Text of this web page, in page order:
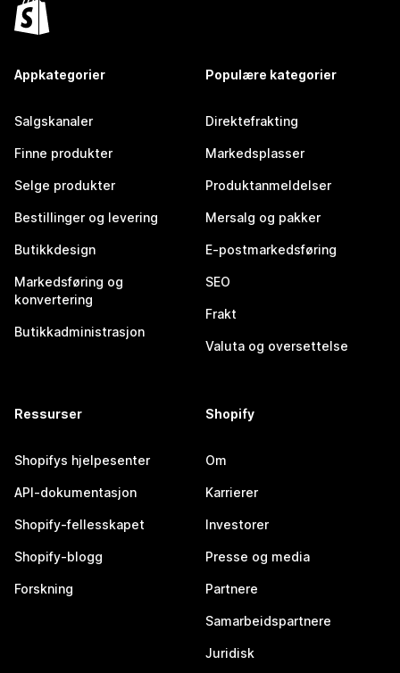
Appkategorier
Salgskanaler
Finne produkter
Selge produkter
Bestillinger og levering
Butikkdesign
Markedsføring og
konvertering
Butikkadministrasjon
Populære kategorier
Direktefrakting
Markedsplasser
Produktanmeldelser
Mersalg og pakker
E-postmarkedsføring
SEO
Frakt
Valuta og oversettelse
Ressurser
Shopifys hjelpesenter
API-dokumentasjon
Shopify-fellesskapet
Shopify-blogg
Forskning
Shopify
Om
Karrierer
Investorer
Presse og media
Partnere
Samarbeidspartnere
Juridisk